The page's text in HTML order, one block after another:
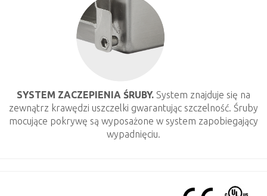
SYSTEM ZACZEPIENIA ŚRUBY. System znajduje się na
zewnątrz krawędzi uszczelki gwarantując szczelność. Śruby
mocujące pokrywę są wyposażone w system zapobiegający
wypadnięciu.